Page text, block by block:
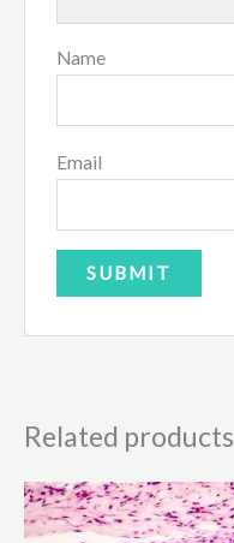
Name
Email
Related products